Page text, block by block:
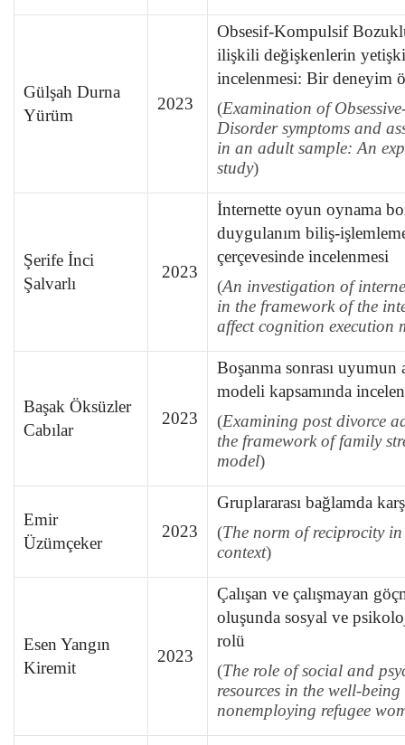
Gülşah Durna
Yürüm
2023
Obsesif-Kompulsif
ilişkili değişkenlerin
incelenmesi: Bir deneyim
(Examination of
Disorder symptoms and
in an adult sample: An
study)
Şerife İnci
Şalvarlı
2023
İnternette oyun oynama
duygulanım biliş-
çerçevesinde incelenmesi
(An investigation of
in the framework of the
affect cognition execution
Başak Öksüzler
Cabılar
2023
Boşanma sonrası uyumun
modeli kapsamında
(Examining post divorce
the framework of family
model)
Emir
Üzümçeker
2023
Gruplararası bağlamda
(The norm of reciprocity
context)
Esen Yangın
Kiremit
2023
Çalışan ve çalışmayan
oluşunda sosyal ve
rolü
(The role of social and
resources in the well-
nonemploying refugee